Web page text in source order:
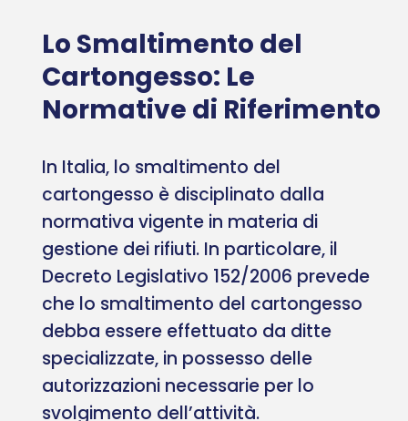
Lo Smaltimento del
Cartongesso: Le
Normative di Riferimento
In Italia, lo smaltimento del
cartongesso è disciplinato dalla
normativa vigente in materia di
gestione dei rifiuti. In particolare, il
Decreto Legislativo 152/2006 prevede
che lo smaltimento del cartongesso
debba essere effettuato da ditte
specializzate, in possesso delle
autorizzazioni necessarie per lo
svolgimento dell’attività.